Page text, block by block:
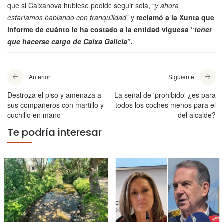
que si Caixanova hubiese podido seguir sola, “y ahora
estaríamos hablando con tranquilidad” y reclamó a la Xunta que
informe de cuánto le ha costado a la entidad viguesa “tener
que hacerse cargo de Caixa Galicia”.
Anterior
Destroza el piso y amenaza a
sus compañeros con martillo y
cuchillo en mano
Siguiente
La señal de 'prohibido' ¿es para
todos los coches menos para el
del alcalde?
Te podría interesar